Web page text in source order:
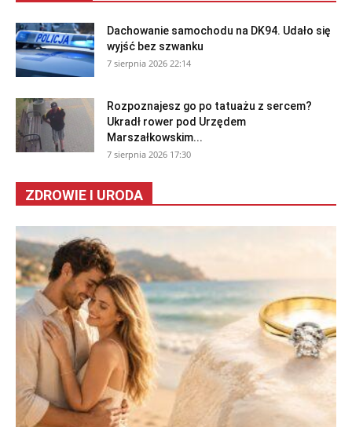
Dachowanie samochodu na DK94. Udało się
wyjść bez szwanku
7 sierpnia 2026 22:14
Rozpoznajesz go po tatuażu z sercem?
Ukradł rower pod Urzędem
Marszałkowskim...
7 sierpnia 2026 17:30
ZDROWIE I URODA